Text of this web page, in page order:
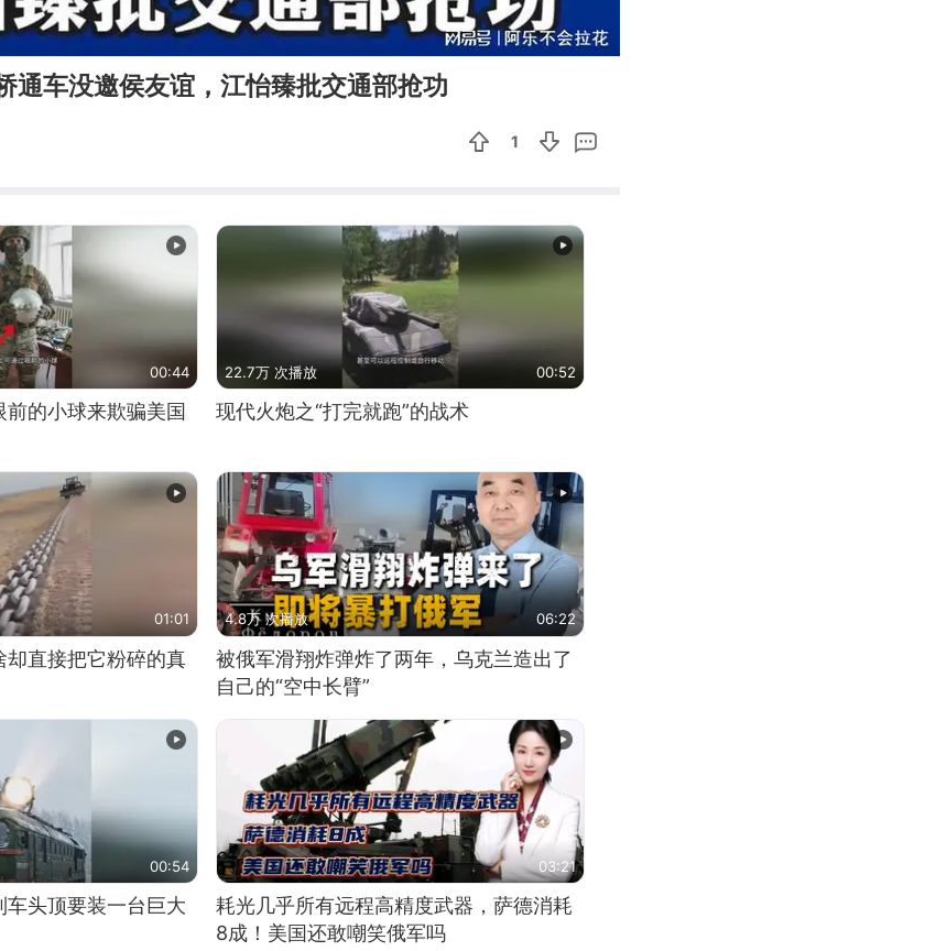
01:25
通车没邀侯友谊，江怡臻批交通部抢功
1
00:44
的小球来欺骗美国
22.7万 次播放 00:52
现代火炮之“打完就跑”的战术
01:01
直接把它粉碎的真
4.8万 次播放 06:22
被俄军滑翔炸弹炸了两年，乌克兰造出了
自己的“空中长臂”
00:54
头顶要装一台巨大
03:21
耗光几乎所有远程高精度武器，萨德消耗
8成！美国还敢嘲笑俄军吗